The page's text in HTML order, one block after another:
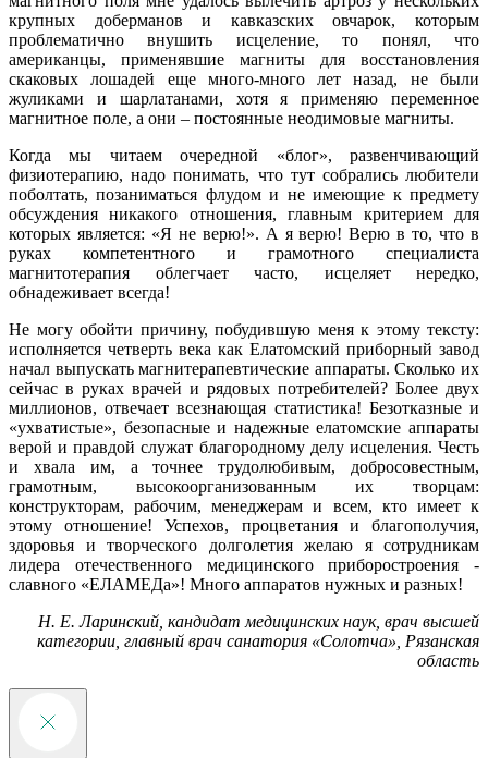
крупных доберманов и кавказских овчарок, которым
проблематично внушить исцеление, то понял, что
американцы, применявшие магниты для восстановления
скаковых лошадей еще много-много лет назад, не были
жуликами и шарлатанами, хотя я применяю переменное
магнитное поле, а они – постоянные неодимовые магниты.
Когда мы читаем очередной «блог», развенчивающий
физиотерапию, надо понимать, что тут собрались любители
поболтать, позаниматься флудом и не имеющие к предмету
обсуждения никакого отношения, главным критерием для
которых является: «Я не верю!». А я верю! Верю в то, что в
руках компетентного и грамотного специалиста
магнитотерапия облегчает часто, исцеляет нередко,
обнадеживает всегда!
Не могу обойти причину, побудившую меня к этому тексту:
исполняется четверть века как Елатомский приборный завод
начал выпускать магнитерапевтические аппараты. Сколько их
сейчас в руках врачей и рядовых потребителей? Более двух
миллионов, отвечает всезнающая статистика! Безотказные и
«ухватистые», безопасные и надежные елатомские аппараты
верой и правдой служат благородному делу исцеления. Честь
и хвала им, а точнее трудолюбивым, добросовестным,
грамотным, высокоорганизованным их творцам:
конструкторам, рабочим, менеджерам и всем, кто имеет к
этому отношение! Успехов, процветания и благополучия,
здоровья и творческого долголетия желаю я сотрудникам
лидера отечественного медицинского приборостроения -
славного «ЕЛАМЕДа»! Много аппаратов нужных и разных!
Н. Е. Ларинский, кандидат медицинских наук, врач высшей
категории, главный врач санатория «Солотча», Рязанская
область